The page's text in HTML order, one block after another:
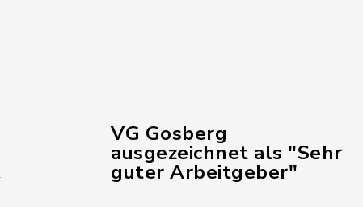
VG Gosberg
ausgezeichnet als "Sehr
guter Arbeitgeber"